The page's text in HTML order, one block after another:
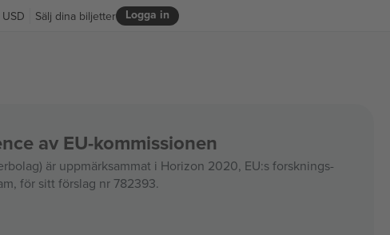
USD Logga in
Sälj dina biljetter
av EU-kommissionen
är uppmärksammat i Horizon 2020, EU:s forsknings-
för sitt förslag nr 782393.